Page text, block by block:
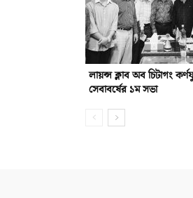
লায়ন্স ক্লাব অব চিটাগং
সেবাবর্ষের ১ম সভা